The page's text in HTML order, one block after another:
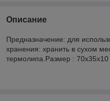
Описание
Предназначение: для
хранения: хранить в сухом
термолипа.Размер : 70х35х10